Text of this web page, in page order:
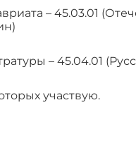
– 45.03.01
– 45.04.01
участвую.